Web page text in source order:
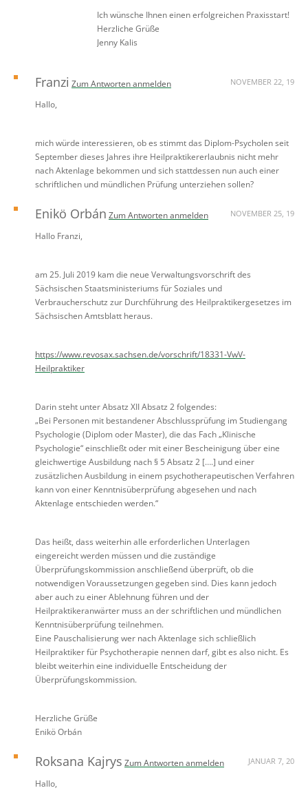
Ich wünsche Ihnen einen erfolgreichen Praxisstart!
Herzliche Grüße
Jenny Kalis
Franzi Zum Antworten anmelden NOVEMBER 22, 19
Hallo,
mich würde interessieren, ob es stimmt das Diplom-Psycholen seit
September dieses Jahres ihre Heilpraktikererlaubnis nicht mehr
nach Aktenlage bekommen und sich stattdessen nun auch einer
schriftlichen und mündlichen Prüfung unterziehen sollen?
Enikö Orbán Zum Antworten anmelden NOVEMBER 25, 19
Hallo Franzi,
am 25. Juli 2019 kam die neue Verwaltungsvorschrift des
Sächsischen Staatsministeriums für Soziales und
Verbraucherschutz zur Durchführung des Heilpraktikergesetzes im
Sächsischen Amtsblatt heraus.
https://www.revosax.sachsen.de/vorschrift/18331-VwV-
Heilpraktiker
Darin steht unter Absatz XII Absatz 2 folgendes:
„Bei Personen mit bestandener Abschlussprüfung im Studiengang
Psychologie (Diplom oder Master), die das Fach „Klinische
Psychologie“ einschließt oder mit einer Bescheinigung über eine
gleichwertige Ausbildung nach § 5 Absatz 2 [….] und einer
zusätzlichen Ausbildung in einem psychotherapeutischen Verfahren
kann von einer Kenntnisüberprüfung abgesehen und nach
Aktenlage entschieden werden.“
Das heißt, dass weiterhin alle erforderlichen Unterlagen
eingereicht werden müssen und die zuständige
Überprüfungskommission anschließend überprüft, ob die
notwendigen Voraussetzungen gegeben sind. Dies kann jedoch
aber auch zu einer Ablehnung führen und der
Heilpraktikeranwärter muss an der schriftlichen und mündlichen
Kenntnisüberprüfung teilnehmen.
Eine Pauschalisierung wer nach Aktenlage sich schließlich
Heilpraktiker für Psychotherapie nennen darf, gibt es also nicht. Es
bleibt weiterhin eine individuelle Entscheidung der
Überprüfungskommission.
Herzliche Grüße
Enikö Orbán
Roksana Kajrys Zum Antworten anmelden JANUAR 7, 20
Hallo,